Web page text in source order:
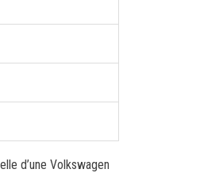
d’une Volkswagen